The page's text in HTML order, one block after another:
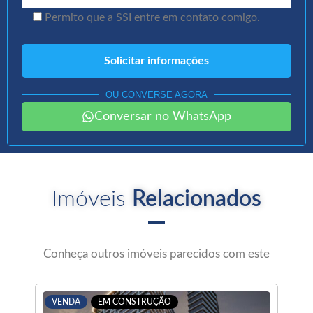
Permito que a SSI entre em contato comigo.
OU CONVERSE AGORA
Conversar no WhatsApp
Imóveis Relacionados
Conheça outros imóveis parecidos com este
VENDA EM CONSTRUÇÃO